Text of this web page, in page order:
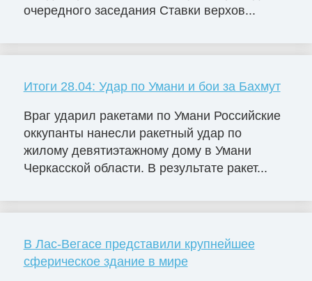
очередного заседания Ставки верхов...
Итоги 28.04: Удар по Умани и бои за Бахмут
Враг ударил ракетами по Умани Российские
оккупанты нанесли ракетный удар по
жилому девятиэтажному дому в Умани
Черкасской области. В результате ракет...
В Лас-Вегасе представили крупнейшее
сферическое здание в мире